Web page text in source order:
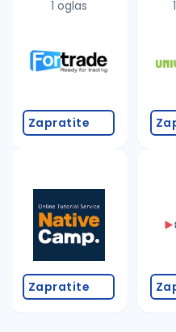
1 oglas
Zapratite
Zapratite